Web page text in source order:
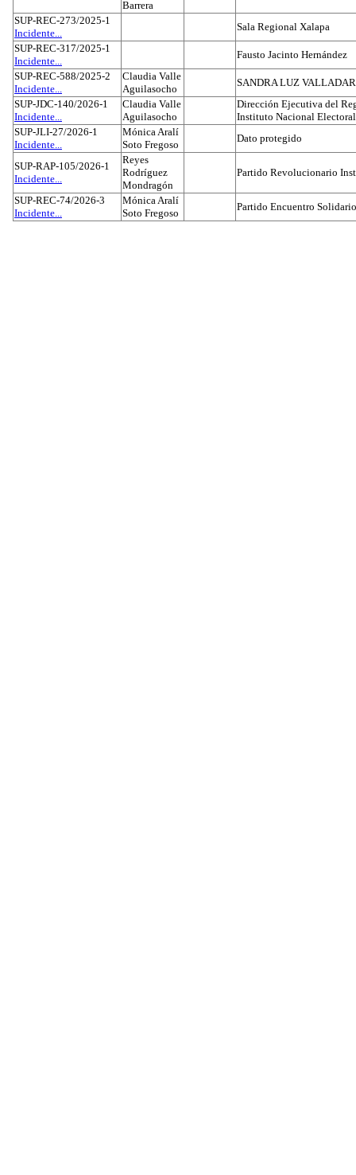
Barrera
SUP-REC-273/2025-1
Incidente...
Sala Regional Xalapa
SUP-REC-317/2025-1
Incidente...
Fausto Jacinto Hernández
SUP-REC-588/2025-2
Incidente...
Claudia Valle
Aguilasocho
SANDRA LUZ
SUP-JDC-140/2026-1
Incidente...
Claudia Valle
Aguilasocho
Dirección Ejecutiva del
Instituto Nacional Electoral
SUP-JLI-27/2026-1
Incidente...
Mónica Aralí
Soto Fregoso
Dato protegido
SUP-RAP-105/2026-1
Incidente...
Reyes
Rodríguez
Mondragón
Partido Revolucionario
SUP-REC-74/2026-3
Incidente...
Mónica Aralí
Soto Fregoso
Partido Encuentro